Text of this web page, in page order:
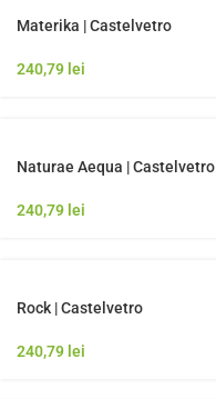
Materika | Castelvetro
240,79 lei
Naturae Aequa | Castelvetro
240,79 lei
Rock | Castelvetro
240,79 lei